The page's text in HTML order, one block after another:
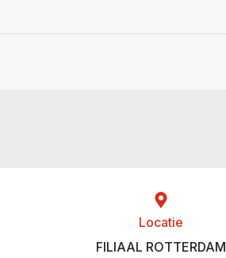
Locatie
FILIAAL ROTTERDAM